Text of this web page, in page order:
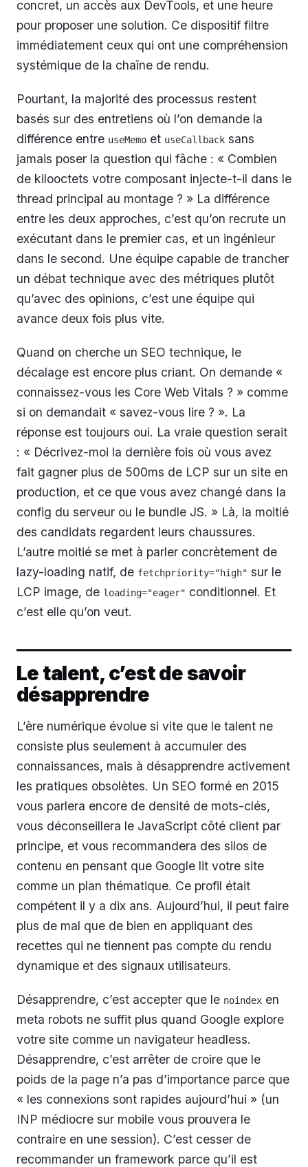
concret, un accès aux DevTools, et une heure
pour proposer une solution. Ce dispositif filtre
immédiatement ceux qui ont une compréhension
systémique de la chaîne de rendu.
Pourtant, la majorité des processus restent
basés sur des entretiens où l’on demande la
différence entre useMemo et useCallback sans
jamais poser la question qui fâche : « Combien
de kilooctets votre composant injecte-t-il dans le
thread principal au montage ? » La différence
entre les deux approches, c’est qu’on recrute un
exécutant dans le premier cas, et un ingénieur
dans le second. Une équipe capable de trancher
un débat technique avec des métriques plutôt
qu’avec des opinions, c’est une équipe qui
avance deux fois plus vite.
Quand on cherche un SEO technique, le
décalage est encore plus criant. On demande «
connaissez-vous les Core Web Vitals ? » comme
si on demandait « savez-vous lire ? ». La
réponse est toujours oui. La vraie question serait
: « Décrivez-moi la dernière fois où vous avez
fait gagner plus de 500ms de LCP sur un site en
production, et ce que vous avez changé dans la
config du serveur ou le bundle JS. » Là, la moitié
des candidats regardent leurs chaussures.
L’autre moitié se met à parler concrètement de
lazy-loading natif, de fetchpriority="high" sur le
LCP image, de loading="eager" conditionnel. Et
c’est elle qu’on veut.
Le talent, c’est de savoir
désapprendre
L’ère numérique évolue si vite que le talent ne
consiste plus seulement à accumuler des
connaissances, mais à désapprendre activement
les pratiques obsolètes. Un SEO formé en 2015
vous parlera encore de densité de mots-clés,
vous déconseillera le JavaScript côté client par
principe, et vous recommandera des silos de
contenu en pensant que Google lit votre site
comme un plan thématique. Ce profil était
compétent il y a dix ans. Aujourd’hui, il peut faire
plus de mal que de bien en appliquant des
recettes qui ne tiennent pas compte du rendu
dynamique et des signaux utilisateurs.
Désapprendre, c’est accepter que le noindex en
meta robots ne suffit plus quand Google explore
votre site comme un navigateur headless.
Désapprendre, c’est arrêter de croire que le
poids de la page n’a pas d’importance parce que
« les connexions sont rapides aujourd’hui » (un
INP médiocre sur mobile vous prouvera le
contraire en une session). C’est cesser de
recommander un framework parce qu’il est